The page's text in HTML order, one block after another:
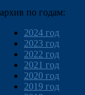
архив по годам:
2024 год
2023 год
2022 год
2021 год
2020 год
2019 год